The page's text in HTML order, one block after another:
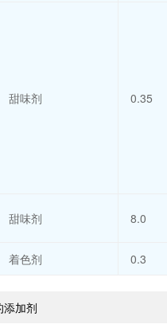
甜味剂 0.35
甜味剂 8.0
着色剂 0.3
添加剂